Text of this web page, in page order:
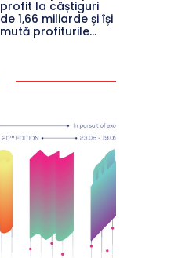
profit la câștiguri
de 1,66 miliarde și își
mută profiturile...